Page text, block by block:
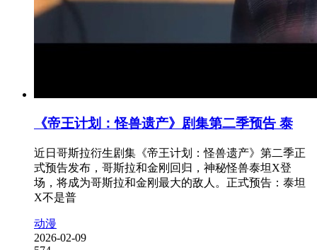
《帝王计划：怪兽遗产》剧集第二季预告 泰
近日哥斯拉衍生剧集《帝王计划：怪兽遗产》第二季正
式预告发布，哥斯拉和金刚回归，神秘怪兽泰坦X登
场，将成为哥斯拉和金刚最大的敌人。正式预告：泰坦
X不是普
动漫
2026-02-09